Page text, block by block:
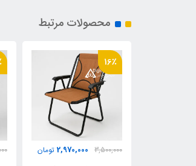
۲ عدد فنر طولی تقویت زیر نشیمن
فوم طبی
محصولات مرتبط
16٪
3,500,000
2,970,000 تومان